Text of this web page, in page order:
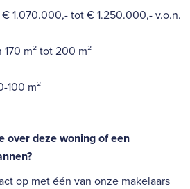
1.070.000,- tot € 1.250.000,- v.o.n.
m² tot 200 m²
100 m²
over deze woning of een
op met één van onze makelaars